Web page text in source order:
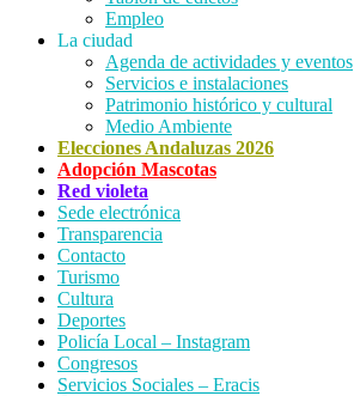
Empleo
La ciudad
Agenda de actividades y eventos
Servicios e instalaciones
Patrimonio histórico y cultural
Medio Ambiente
Elecciones Andaluzas 2026
Adopción Mascotas
Red violeta
Sede electrónica
Transparencia
Contacto
Turismo
Cultura
Deportes
Policía Local – Instagram
Congresos
Servicios Sociales – Eracis